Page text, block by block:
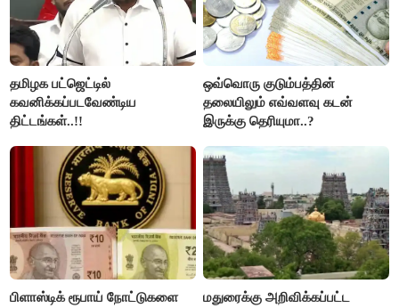
தமிழக பட்ஜெட்டில்
கவனிக்கப்படவேண்டிய
திட்டங்கள்..!!
ஒவ்வொரு குடும்பத்தின்
தலையிலும் எவ்வளவு கடன்
இருக்கு தெரியுமா..?
பிளாஸ்டிக் ரூபாய் நோட்டுகளை
மதுரைக்கு அறிவிக்கப்பட்ட